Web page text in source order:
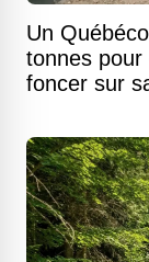
Un
tonnes pour
foncer sur